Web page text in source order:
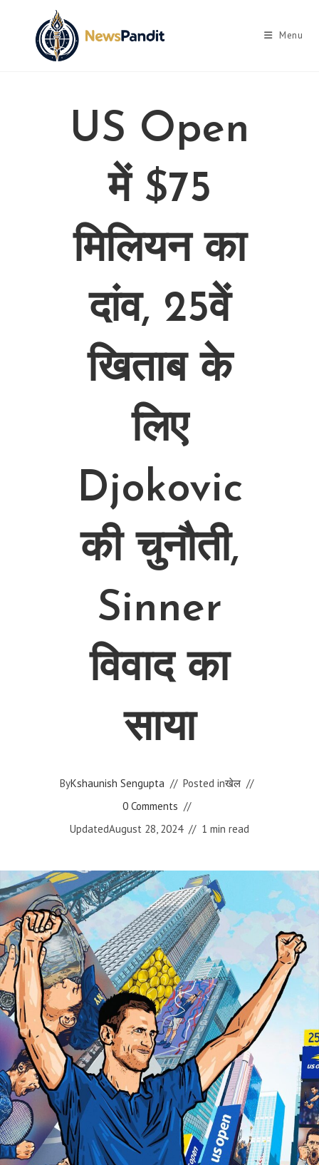
Menu
US Open
में $75
मिलियन का
दांव, 25वें
खिताब के
लिए
Djokovic
की चुनौती,
Sinner
विवाद का
साया
ByKshaunish Sengupta Posted inखेल
0 Comments
UpdatedAugust 28, 2024 1 min read